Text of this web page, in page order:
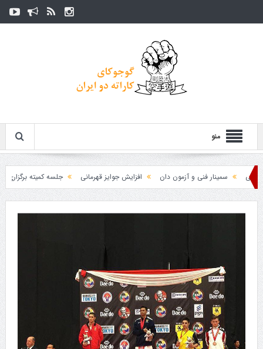
منو
سمینار فنی و آزمون دان افزایش جوایز قهرمانی جلسه کمیته برگزاری جام